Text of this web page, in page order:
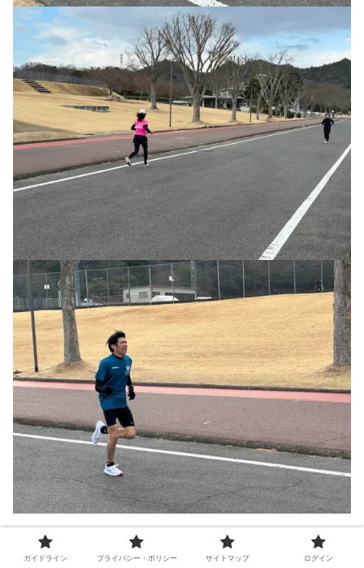
ガイドライン プライバシー・ポリシー サイトマップ ログイン